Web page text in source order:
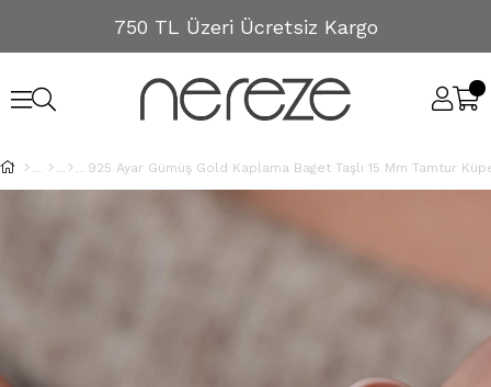
750 TL Üzeri Ücretsiz Kargo
925 Ayar Gümüş Gold Kaplama Baget Taşlı 15 Mm Tamtur